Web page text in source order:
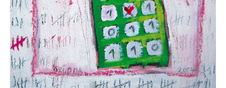
Public Works
Werke in öffentlichem Besitz
Fontenuova, Italien
Gudensberg
Hofhausen